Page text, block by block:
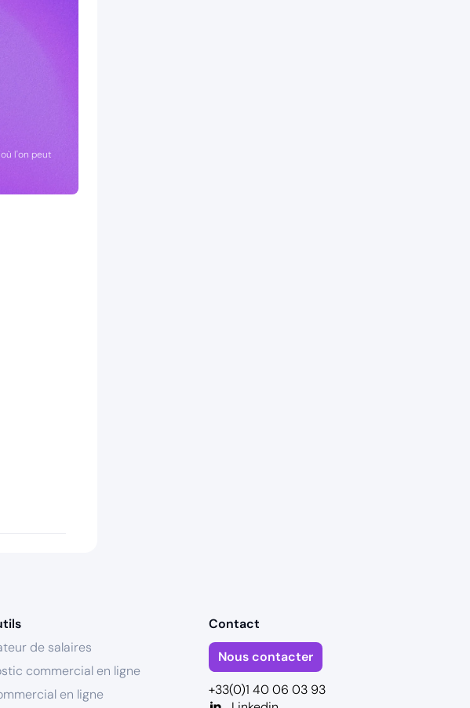
l'on peut
de salaires
commercial en ligne
en ligne
Contact
Nous contacter
+33(0)1 40 06 03 93